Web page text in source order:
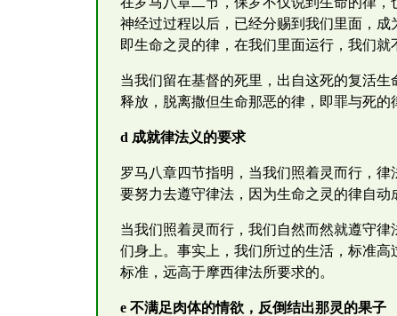
神经过过程以后，已经分赐到我们里面，
即生命之灵的律，在我们里面运行，我们
当我们留在基督的死里，出自这死的复活
释放，脱离撒但生命那恶的律，即罪与死
d 成就律法义的要求
罗马八章四节指明，当我们照着灵而行，
要努力去遵守律法，因为生命之灵的律自
当我们照着灵而行，我们自然而然就遵守
们身上。事实上，我们所过的生活，标准
标准，远高于摩西律法所要求的。
e 不满足肉体的情欲，反倒结出那灵的果子